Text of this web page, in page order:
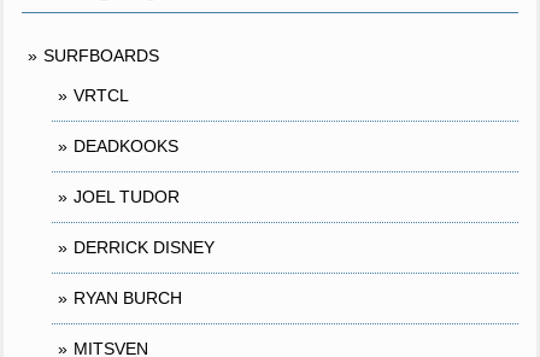
SURFBOARDS
VRTCL
DEADKOOKS
JOEL TUDOR
DERRICK DISNEY
RYAN BURCH
MITSVEN